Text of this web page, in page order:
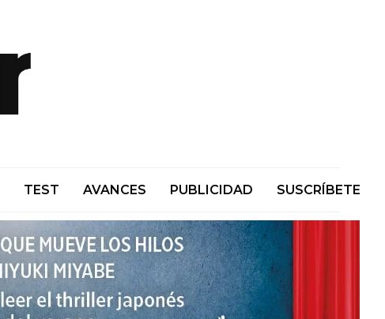
TEST AVANCES PUBLICIDAD SUSCRÍBETE